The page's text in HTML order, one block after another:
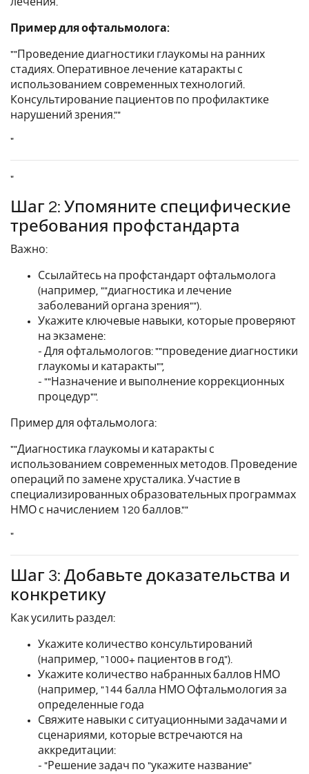
Пример для офтальмолога:
""Проведение диагностики глаукомы на ранних
стадиях. Оперативное лечение катаракты с
использованием современных технологий.
Консультирование пациентов по профилактике
нарушений зрения.""
"
"
Шаг 2: Упомяните специфические
требования профстандарта
Важно:
Ссылайтесь на профстандарт офтальмолога
(например, ""диагностика и лечение
заболеваний органа зрения"").
Укажите ключевые навыки, которые проверяют
на экзамене:
- Для офтальмологов: ""проведение диагностики
глаукомы и катаракты"",
- ""Назначение и выполнение коррекционных
процедур"".
Пример для офтальмолога:
""Диагностика глаукомы и катаракты с
использованием современных методов. Проведение
операций по замене хрусталика. Участие в
специализированных образовательных программах
НМО с начислением 120 баллов.""
"
Шаг 3: Добавьте доказательства и
конкретику
Как усилить раздел:
Укажите количество консультирований
(например, "1000+ пациентов в год").
Укажите количество набранных баллов НМО
(например, "144 балла НМО Офтальмология за
определенные года
Свяжите навыки с ситуационными задачами и
сценариями, которые встречаются на
аккредитации:
- "Решение задач по "укажите название"